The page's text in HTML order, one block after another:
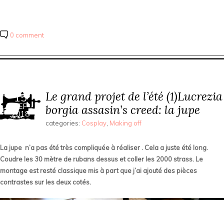
0 comment
15
SEP
2018
Le grand projet de l’été (1)Lucrezia
borgia assasin’s creed: la jupe
categories: Cosplay Making off
La jupe n’a pas été très compliquée à réaliser . Cela a juste été long.
Coudre les 30 mètre de rubans dessus et coller les 2000 strass. Le
montage est resté classique mis à part que j’ai ajouté des pièces
contrastes sur les deux cotés.